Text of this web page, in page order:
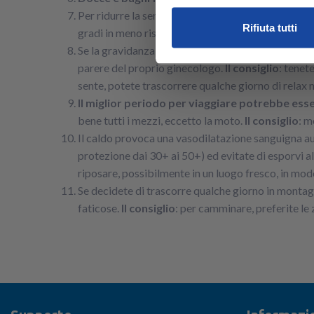
Rifiuta tutti
Per ridurre la sensazione di calore potete
gradi in meno rispetto all'esterno sono sufficienti
Se la gravidanza è fisiologica, non ci sono
parere del proprio ginecologo.Il consiglio:
sente, potete trascorrere qualche giorno di relax
Il miglior periodo per viaggiare potrebbe
bene tutti i mezzi, eccetto la moto. Il consiglio:
Il caldo provoca una vasodilatazione sanguigna
protezione dai 30+ ai 50+) ed evitate di esporvi
riposare, possibilmente in un luogo fresco, in
Se decidete di trascorre qualche giorno in
faticose. Il consiglio: per camminare, preferite